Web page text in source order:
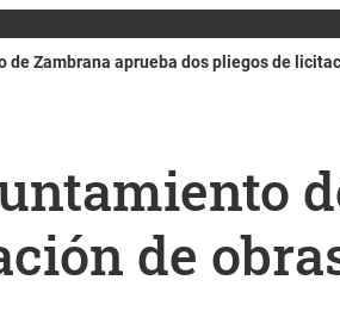
de Zambrana aprueba dos pliegos de
de